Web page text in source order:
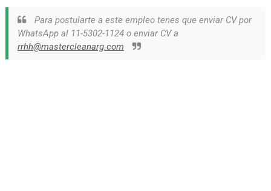
Para postularte a este empleo tenes que enviar CV por
WhatsApp al 11-5302-1124 o enviar CV a
rrhh@mastercleanarg.com